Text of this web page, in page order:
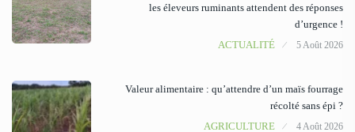
les éleveurs ruminants attendent des réponses
d’urgence !
ACTUALITÉ
5 Août 2026
Valeur alimentaire : qu’attendre d’un maïs fourrage
récolté sans épi ?
AGRICULTURE
4 Août 2026